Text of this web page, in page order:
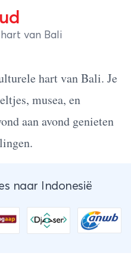
van Bali
hart van Bali. Je
musea, en
aan avond genieten
naar Indonesië